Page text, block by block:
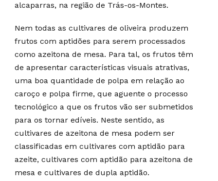
alcaparras, na região de Trás-os-Montes.
Nem todas as cultivares de oliveira produzem
frutos com aptidões para serem processados
como azeitona de mesa. Para tal, os frutos têm
de apresentar características visuais atrativas,
uma boa quantidade de polpa em relação ao
caroço e polpa firme, que aguente o processo
tecnológico a que os frutos vão ser submetidos
para os tornar edíveis. Neste sentido, as
cultivares de azeitona de mesa podem ser
classificadas em cultivares com aptidão para
azeite, cultivares com aptidão para azeitona de
mesa e cultivares de dupla aptidão.